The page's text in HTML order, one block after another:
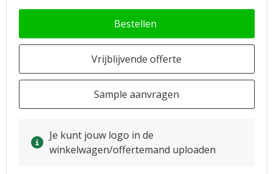
Bestellen
Vrijblijvende offerte
Sample aanvragen
Je kunt jouw logo in de
winkelwagen/offertemand uploaden